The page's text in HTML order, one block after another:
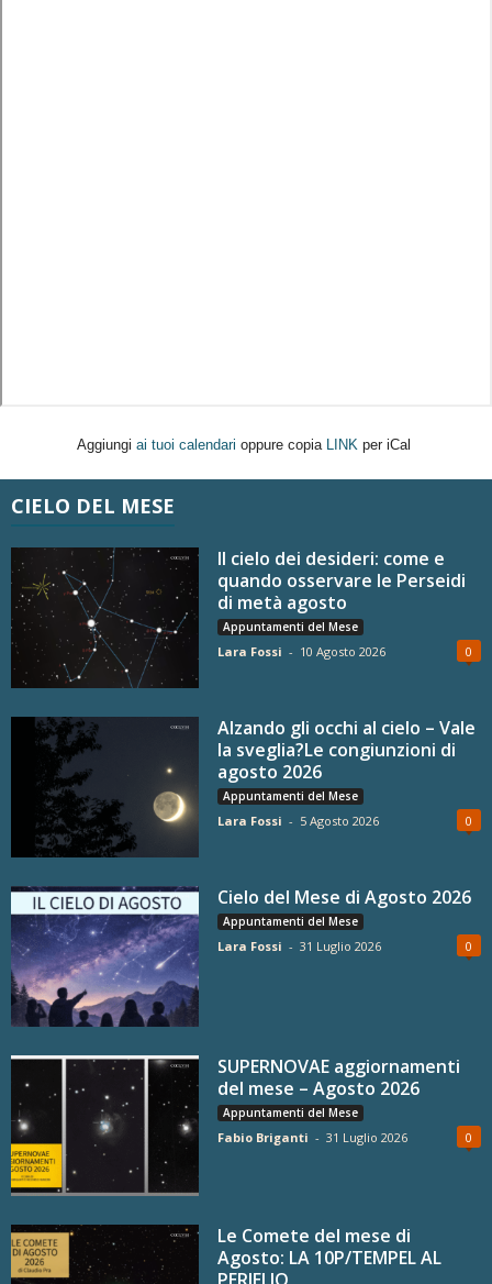
Aggiungi ai tuoi calendari oppure copia LINK per iCal
CIELO DEL MESE
Il cielo dei desideri: come e
quando osservare le Perseidi
di metà agosto
Appuntamenti del Mese
Lara Fossi - 10 Agosto 2026 0
Alzando gli occhi al cielo – Vale
la sveglia?Le congiunzioni di
agosto 2026
Appuntamenti del Mese
Lara Fossi - 5 Agosto 2026 0
Cielo del Mese di Agosto 2026
Appuntamenti del Mese
Lara Fossi - 31 Luglio 2026 0
SUPERNOVAE aggiornamenti
del mese – Agosto 2026
Appuntamenti del Mese
Fabio Briganti - 31 Luglio 2026 0
Le Comete del mese di
Agosto: LA 10P/TEMPEL AL